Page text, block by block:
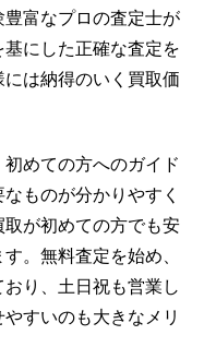
富なプロの査定士が
にした正確な査定を
は納得のいく買取価
めての方へのガイド
ものが分かりやすく
が初めての方でも安
。無料査定を始め、
り、土日祝も営業し
すいのも大きなメリ